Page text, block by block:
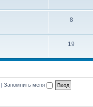
8
19
| Запомнить меня